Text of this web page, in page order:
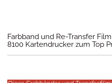
Farbband und Re-Transfer
8100 Kartendrucker zum Top